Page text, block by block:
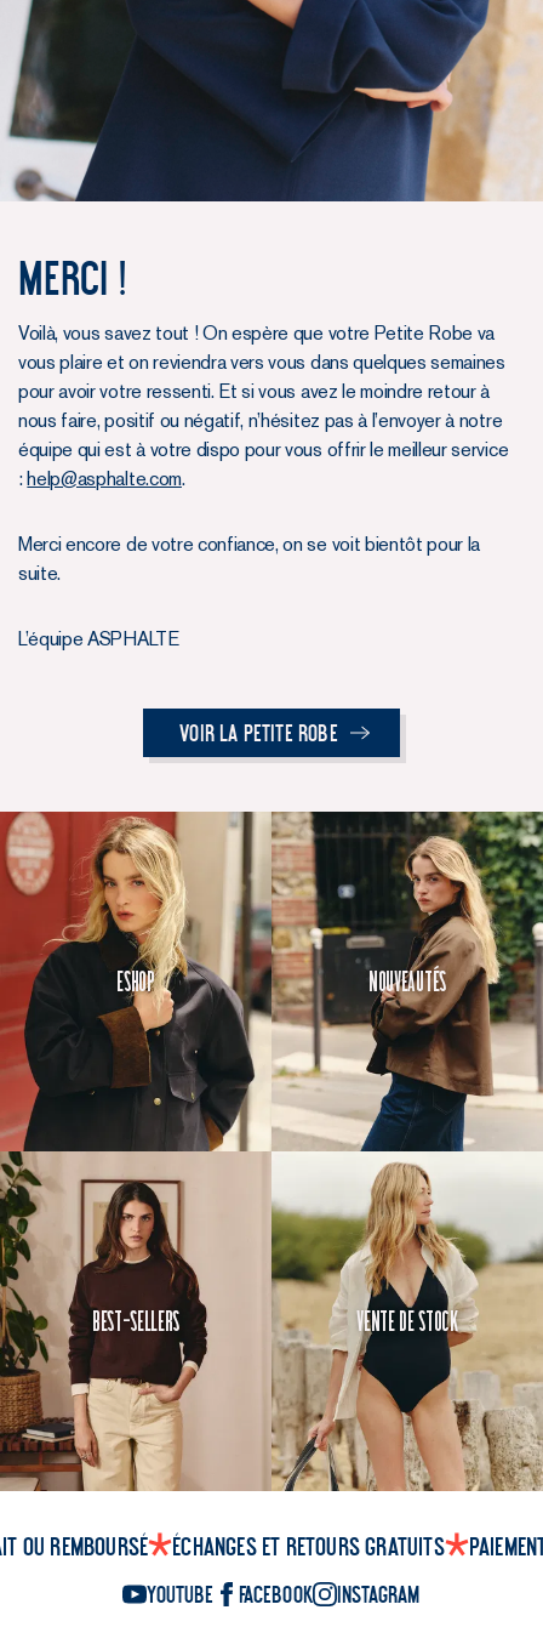
MERCI !
Voilà, vous savez tout ! On espère que votre Petite Robe va
vous plaire et on reviendra vers vous dans quelques semaines
pour avoir votre ressenti. Et si vous avez le moindre retour à
nous faire, positif ou négatif, n’hésitez pas à l’envoyer à notre
équipe qui est à votre dispo pour vous offrir le meilleur service
:help@asphalte.com.
Merci encore de votre confiance, on se voit bientôt pour la
suite.
L’équipe ASPHALTE
Voir la Petite Robe
Eshop Nouveautés
Best-Sellers Vente de Stock
ou remboursé Échanges et retours gratuits
YouTube Facebook Instagram